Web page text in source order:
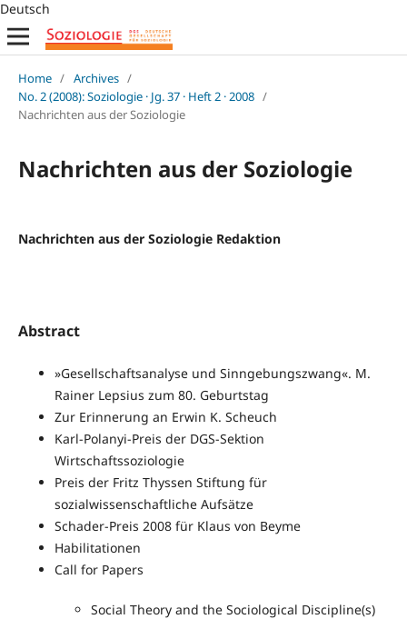
Deutsch
Home / Archives /
No. 2 (2008): Soziologie · Jg. 37 · Heft 2 · 2008 /
Nachrichten aus der Soziologie
Nachrichten aus der Soziologie
Nachrichten aus der Soziologie Redaktion
Abstract
»Gesellschaftsanalyse und Sinngebungszwang«. M.
Rainer Lepsius zum 80. Geburtstag
Zur Erinnerung an Erwin K. Scheuch
Karl-Polanyi-Preis der DGS-Sektion
Wirtschaftssoziologie
Preis der Fritz Thyssen Stiftung für
sozialwissenschaftliche Aufsätze
Schader-Preis 2008 für Klaus von Beyme
Habilitationen
Call for Papers
Social Theory and the Sociological Discipline(s)